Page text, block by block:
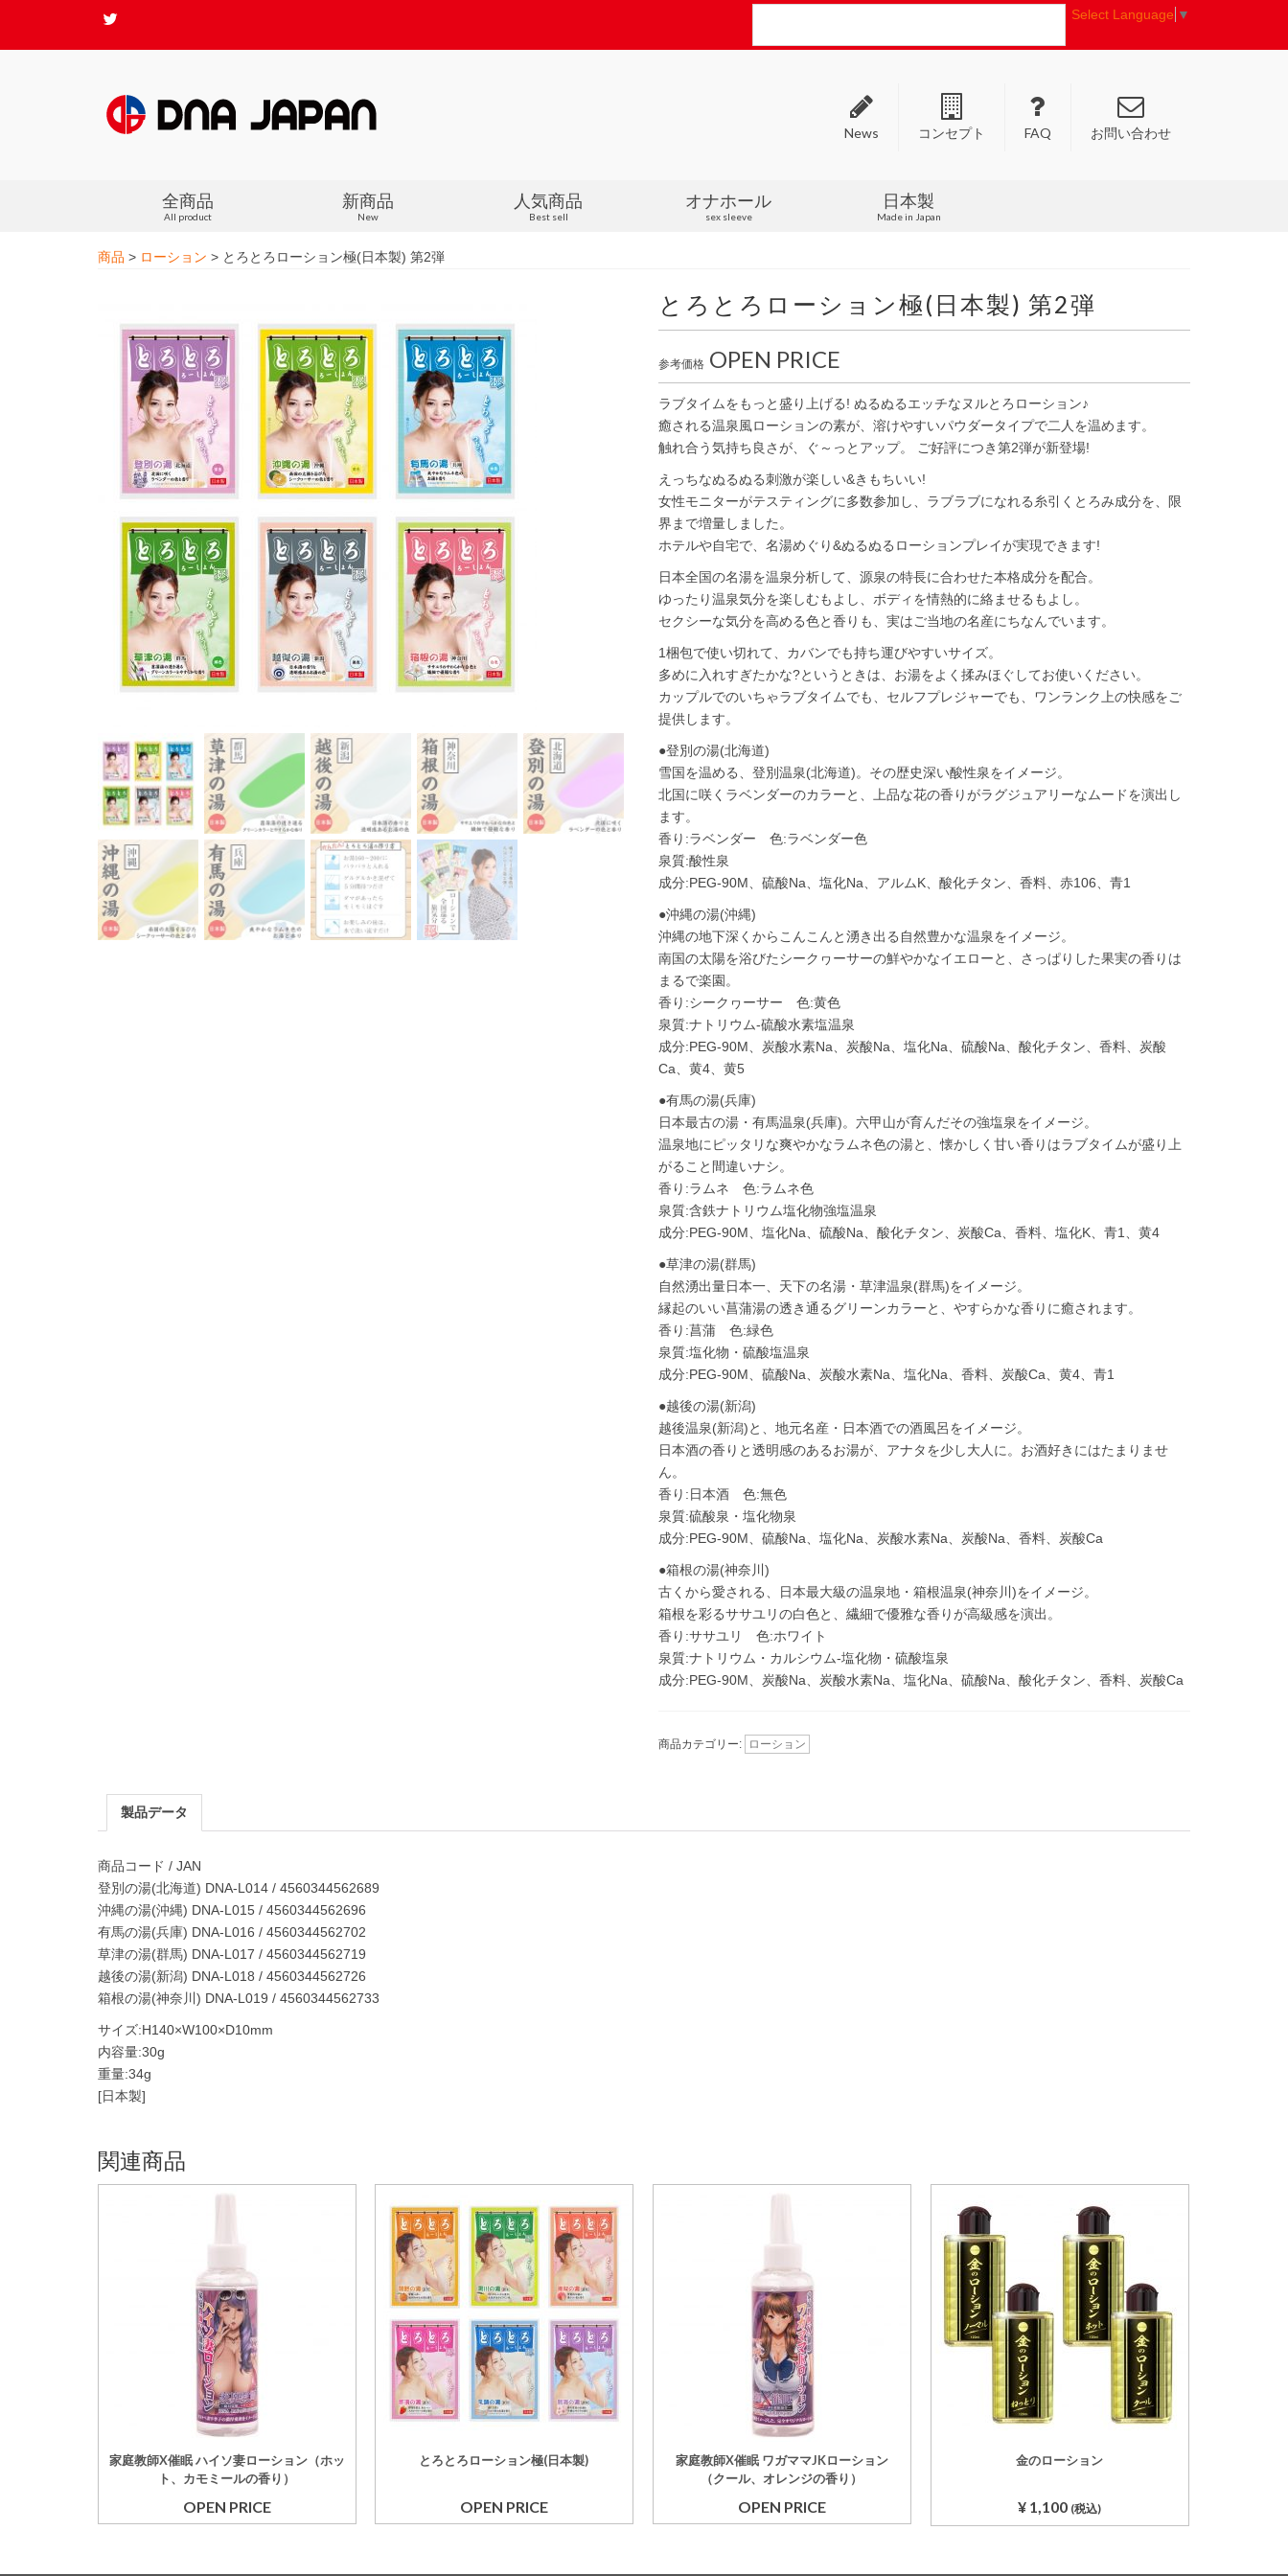
Select Language ▼
News コンセプト FAQ お問い合わせ
全商品
All product
新商品
New
人気商品
Best sell
オナホール
sex sleeve
日本製
Made in Japan
商品 > ローション > とろとろローション極(日本製) 第2弾
とろとろローション極(日本製) 第2弾
参考価格 OPEN PRICE
ラブタイムをもっと盛り上げる! ぬるぬるエッチなヌルとろローション♪
癒される温泉風ローションの素が、溶けやすいパウダータイプで二人を温めます。
触れ合う気持ち良さが、ぐ～っとアップ。 ご好評につき第2弾が新登場!
えっちなぬるぬる刺激が楽しい&きもちいい!
女性モニターがテスティングに多数参加し、ラブラブになれる糸引くとろみ成分を、限
界まで増量しました。
ホテルや自宅で、名湯めぐり&ぬるぬるローションプレイが実現できます!
日本全国の名湯を温泉分析して、源泉の特長に合わせた本格成分を配合。
ゆったり温泉気分を楽しむもよし、ボディを情熱的に絡ませるもよし。
セクシーな気分を高める色と香りも、実はご当地の名産にちなんでいます。
1梱包で使い切れて、カバンでも持ち運びやすいサイズ。
多めに入れすぎたかな?というときは、お湯をよく揉みほぐしてお使いください。
カップルでのいちゃラブタイムでも、セルフプレジャーでも、ワンランク上の快感をご
提供します。
●登別の湯(北海道)
雪国を温める、登別温泉(北海道)。その歴史深い酸性泉をイメージ。
北国に咲くラベンダーのカラーと、上品な花の香りがラグジュアリーなムードを演出し
ます。
香り:ラベンダー 色:ラベンダー色
泉質:酸性泉
成分:PEG-90M、硫酸Na、塩化Na、アルムK、酸化チタン、香料、赤106、青1
●沖縄の湯(沖縄)
沖縄の地下深くからこんこんと湧き出る自然豊かな温泉をイメージ。
南国の太陽を浴びたシークヮーサーの鮮やかなイエローと、さっぱりした果実の香りは
まるで楽園。
香り:シークヮーサー 色:黄色
泉質:ナトリウム-硫酸水素塩温泉
成分:PEG-90M、炭酸水素Na、炭酸Na、塩化Na、硫酸Na、酸化チタン、香料、炭酸
Ca、黄4、黄5
●有馬の湯(兵庫)
日本最古の湯・有馬温泉(兵庫)。六甲山が育んだその強塩泉をイメージ。
温泉地にピッタリな爽やかなラムネ色の湯と、懐かしく甘い香りはラブタイムが盛り上
がること間違いナシ。
香り:ラムネ 色:ラムネ色
泉質:含鉄ナトリウム塩化物強塩温泉
成分:PEG-90M、塩化Na、硫酸Na、酸化チタン、炭酸Ca、香料、塩化K、青1、黄4
●草津の湯(群馬)
自然湧出量日本一、天下の名湯・草津温泉(群馬)をイメージ。
縁起のいい菖蒲湯の透き通るグリーンカラーと、やすらかな香りに癒されます。
香り:菖蒲 色:緑色
泉質:塩化物・硫酸塩温泉
成分:PEG-90M、硫酸Na、炭酸水素Na、塩化Na、香料、炭酸Ca、黄4、青1
●越後の湯(新潟)
越後温泉(新潟)と、地元名産・日本酒での酒風呂をイメージ。
日本酒の香りと透明感のあるお湯が、アナタを少し大人に。お酒好きにはたまりませ
ん。
香り:日本酒 色:無色
泉質:硫酸泉・塩化物泉
成分:PEG-90M、硫酸Na、塩化Na、炭酸水素Na、炭酸Na、香料、炭酸Ca
●箱根の湯(神奈川)
古くから愛される、日本最大級の温泉地・箱根温泉(神奈川)をイメージ。
箱根を彩るササユリの白色と、繊細で優雅な香りが高級感を演出。
香り:ササユリ 色:ホワイト
泉質:ナトリウム・カルシウム-塩化物・硫酸塩泉
成分:PEG-90M、炭酸Na、炭酸水素Na、塩化Na、硫酸Na、酸化チタン、香料、炭酸Ca
商品カテゴリー: ローション
製品データ
商品コード / JAN
登別の湯(北海道) DNA-L014 / 4560344562689
沖縄の湯(沖縄) DNA-L015 / 4560344562696
有馬の湯(兵庫) DNA-L016 / 4560344562702
草津の湯(群馬) DNA-L017 / 4560344562719
越後の湯(新潟) DNA-L018 / 4560344562726
箱根の湯(神奈川) DNA-L019 / 4560344562733
サイズ:H140×W100×D10mm
内容量:30g
重量:34g
[日本製]
関連商品
家庭教師X催眠 ハイソ妻ローション（ホッ
ト、カモミールの香り）
OPEN PRICE
とろとろローション極(日本製)
OPEN PRICE
家庭教師X催眠 ワガママJKローション
（クール、オレンジの香り）
OPEN PRICE
金のローション
¥ 1,100 (税込)